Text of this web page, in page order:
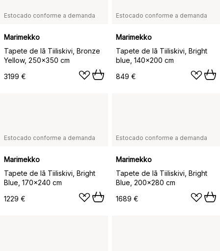
Estocado conforme a demanda
Marimekko
Tapete de lã Tiiliskivi, Bronze
Yellow, 250x350 cm
3199 €
Estocado conforme a demanda
Marimekko
Tapete de lã Tiiliskivi, Bright
blue, 140x200 cm
849 €
Estocado conforme a demanda
Marimekko
Tapete de lã Tiiliskivi, Bright
Blue, 170x240 cm
1229 €
Estocado conforme a demanda
Marimekko
Tapete de lã Tiiliskivi, Bright
Blue, 200x280 cm
1689 €